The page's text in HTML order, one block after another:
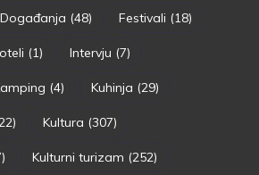
Događanja (48) Festivali (18)
(1) Intervju (7)
(4) Kuhinja (29)
Kultura (307)
Kulturni turizam (252)